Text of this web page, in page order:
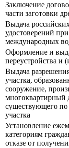
Заключение
части заготовки
Выдача
удостоверений
международных
Оформление и
переустройства и
Выдача
участка,
сооружение,
многоквартирный
существующего по
участка
Установление
категориям
отказе от